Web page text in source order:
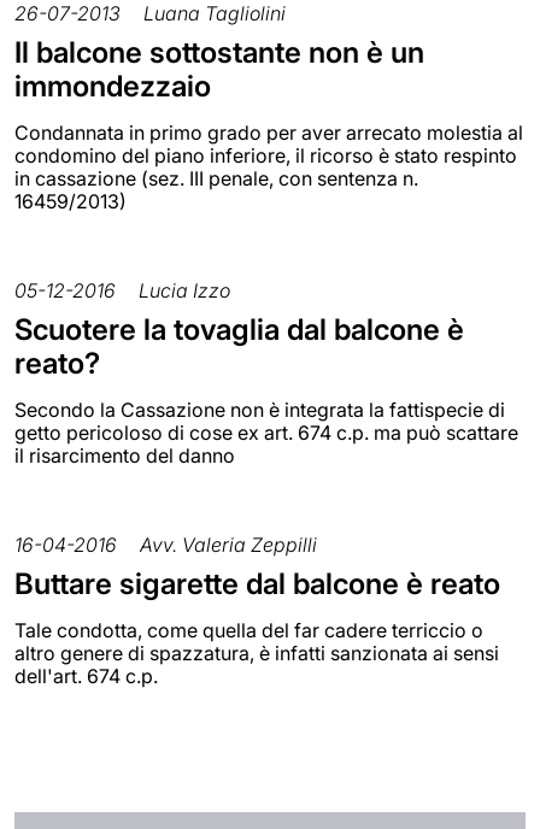
26-07-2013 Luana Tagliolini
Il balcone sottostante non è un
immondezzaio
Condannata in primo grado per aver arrecato molestia al
condomino del piano inferiore, il ricorso è stato respinto
in cassazione (sez. III penale, con sentenza n.
16459/2013)
05-12-2016 Lucia Izzo
Scuotere la tovaglia dal balcone è
reato?
Secondo la Cassazione non è integrata la fattispecie di
getto pericoloso di cose ex art. 674 c.p. ma può scattare
il risarcimento del danno
16-04-2016 Avv. Valeria Zeppilli
Buttare sigarette dal balcone è reato
Tale condotta, come quella del far cadere terriccio o
altro genere di spazzatura, è infatti sanzionata ai sensi
dell'art. 674 c.p.